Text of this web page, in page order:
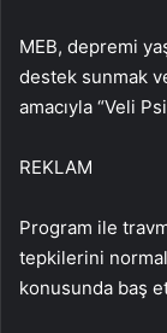
MEB, depremi
destek sunmak
amacıyla “Veli
REKLAM
Program ile
tepkilerini
konusunda baş